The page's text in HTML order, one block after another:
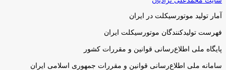
آمار تولید موتورسیکلت در ایران
فهرست تولیدکنندگان موتورسیکلت ایران
پایگاه ملی اطلاع‌رسانی قوانین و مقررات کشور
سامانه ملی اطلاع‌رسانی قوانین و مقررات جمهوری اسلامی ایران